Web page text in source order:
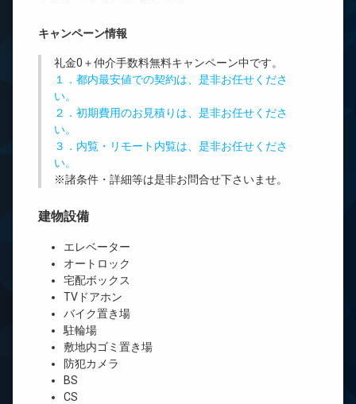
キャンペーン情報
礼金0 ＋仲介手数料無料キャンペーン中です。
１．都内最安値での契約は、是非お任せくださ
い。
２．初期費用のお見積りは、是非お任せくださ
い。
３．内覧・リモート内覧は、是非お任せくださ
い。
※諸条件・詳細等は是非お問合せ下さいませ。
建物設備
エレベーター
オートロック
宅配ボックス
TVドアホン
バイク置き場
駐輪場
敷地内ゴミ置き場
防犯カメラ
BS
CS